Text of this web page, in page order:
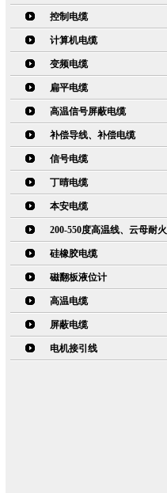
控制电缆
计算机电缆
变频电缆
扁平电缆
高温信号屏蔽电缆
补偿导线、补偿电缆
信号电缆
丁晴电缆
本安电缆
200-550度高温线、云母耐
硅橡胶电缆
磁翻板液位计
高温电缆
屏蔽电缆
电机接引线